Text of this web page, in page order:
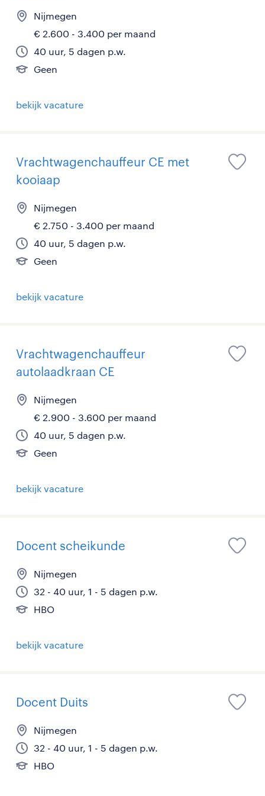
Nijmegen
€ 2.600 - 3.400 per maand
40 uur, 5 dagen p.w.
Geen
bekijk vacature
Vrachtwagenchauffeur CE met
kooiaap
Nijmegen
€ 2.750 - 3.400 per maand
40 uur, 5 dagen p.w.
Geen
bekijk vacature
Vrachtwagenchauffeur
autolaadkraan CE
Nijmegen
€ 2.900 - 3.600 per maand
40 uur, 5 dagen p.w.
Geen
bekijk vacature
Docent scheikunde
Nijmegen
32 - 40 uur, 1 - 5 dagen p.w.
HBO
bekijk vacature
Docent Duits
Nijmegen
32 - 40 uur, 1 - 5 dagen p.w.
HBO